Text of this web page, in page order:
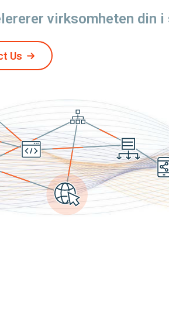
virksomheten din
Us